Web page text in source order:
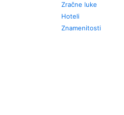
Zračne luke
Hoteli
Znamenitosti